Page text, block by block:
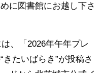
に図書館にお越し下さ
、「2026年午年プレ
たいばらき”が投稿さ